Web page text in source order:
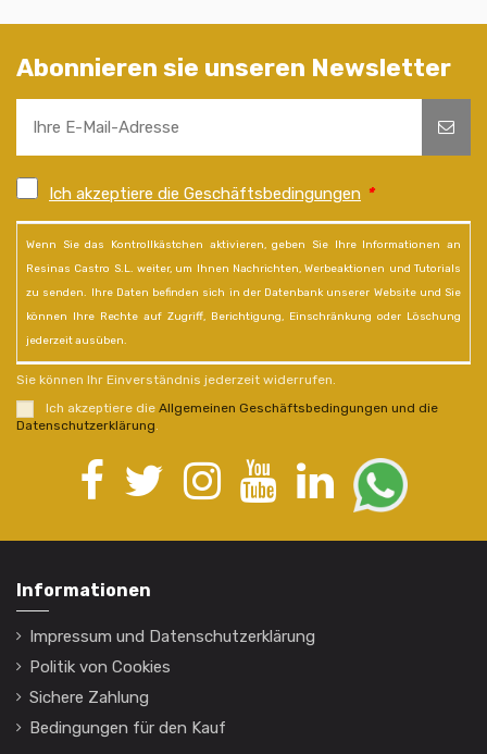
Abonnieren sie unseren Newsletter
Ich akzeptiere die Geschäftsbedingungen *
Wenn Sie das Kontrollkästchen aktivieren, geben Sie Ihre Informationen an
Resinas Castro S.L. weiter, um Ihnen Nachrichten, Werbeaktionen und Tutorials
zu senden. Ihre Daten befinden sich in der Datenbank unserer Website und Sie
können Ihre Rechte auf Zugriff, Berichtigung, Einschränkung oder Löschung
jederzeit ausüben.
Sie können Ihr Einverständnis jederzeit widerrufen.
Ich akzeptiere die Allgemeinen Geschäftsbedingungen und die
Datenschutzerklärung.
Informationen
Impressum und Datenschutzerklärung
Politik von Cookies
Sichere Zahlung
Bedingungen für den Kauf